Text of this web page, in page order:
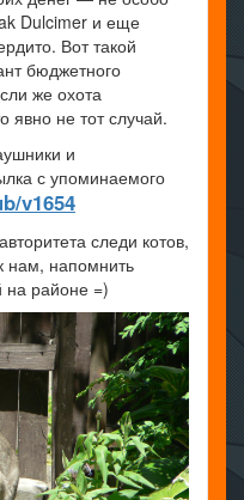
Dulcimer и еще
Вот такой
бюджетного
же охота
не тот случай.
и
с упоминаемого
v1654
следи котов,
нам, напомнить
на районе =)